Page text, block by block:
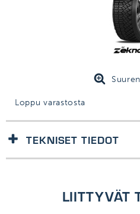
Loppu varastosta
TEKNISET TIEDOT
LIITTYVÄT